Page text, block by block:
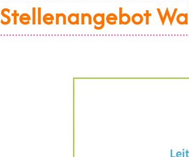
Stellenangebot